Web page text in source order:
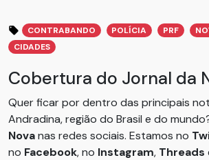
CONTRABANDO POLÍCIA PRF
CIDADES
Cobertura do Jornal da
Quer ficar por dentro das principais
Andradina, região do Brasil e do
Novanas redes sociais. Estamos no
no Facebook, no Instagram, Threads